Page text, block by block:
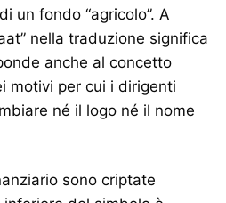
un fondo “agricolo”. A
nella traduzione significa
anche al concetto
motivi per cui i dirigenti
né il logo né il nome
sono criptate